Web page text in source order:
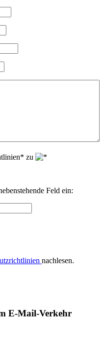
zu
Feld ein:
nachlesen.
E-Mail-Verkehr